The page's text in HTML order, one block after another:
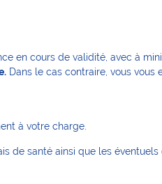
en cours de validité, avec à
Dans le cas contraire, vous vous
à votre charge.
de santé ainsi que les